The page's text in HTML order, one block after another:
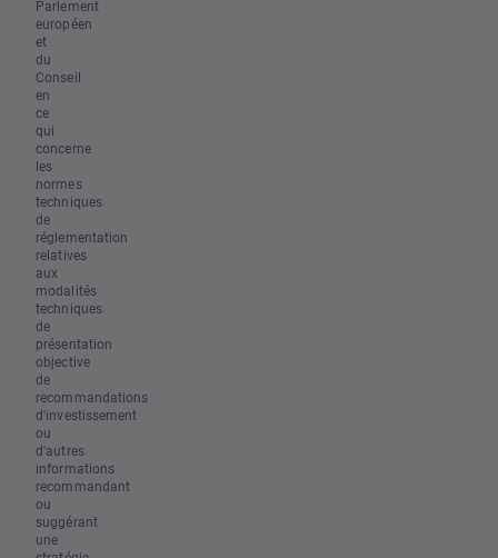
Parlement
européen
et
du
Conseil
en
ce
qui
concerne
les
normes
techniques
de
réglementation
relatives
aux
modalités
techniques
de
présentation
objective
de
recommandations
d'investissement
ou
d'autres
informations
recommandant
ou
suggérant
une